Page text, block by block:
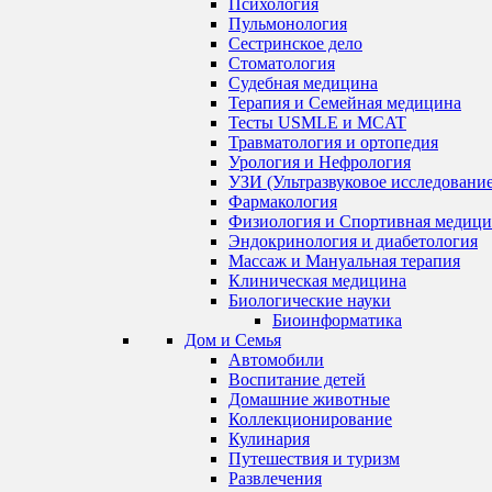
Психология
Пульмонология
Сестринское дело
Стоматология
Судебная медицина
Терапия и Семейная медицина
Тесты USMLE и MCAT
Травматология и ортопедия
Урология и Нефрология
УЗИ (Ультразвуковое
Фармакология
Физиология и Спортивная
Эндокринология и диабетология
Массаж и Мануальная терапия
Клиническая медицина
Биологические науки
Биоинформатика
Дом и Семья
Автомобили
Воспитание детей
Домашние животные
Коллекционирование
Кулинария
Путешествия и туризм
Развлечения